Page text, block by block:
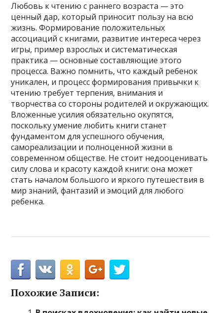
Любовь к чтению с раннего возраста — это
ценный дар, который приносит пользу на всю
жизнь. Формирование положительных
ассоциаций с книгами, развитие интереса через
игры, пример взрослых и систематическая
практика — основные составляющие этого
процесса. Важно помнить, что каждый ребенок
уникален, и процесс формирования привычки к
чтению требует терпения, внимания и
творчества со стороны родителей и окружающих.
Вложенные усилия обязательно окупятся,
поскольку умение любить книги станет
фундаментом для успешного обучения,
самореализации и полноценной жизни в
современном обществе. Не стоит недооценивать
силу слова и красоту каждой книги: она может
стать началом большого и яркого путешествия в
мир знаний, фантазий и эмоций для любого
ребенка.
Похожие Записи: